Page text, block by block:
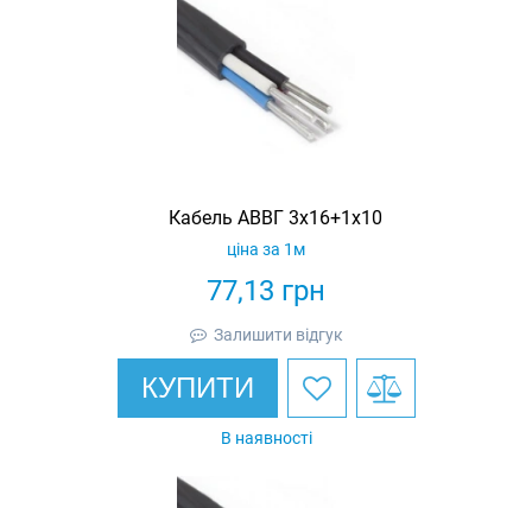
Кабель АВВГ 3х16+1х10
77,13 грн
ціна за 1м
Залишити відгук
КУПИТИ
В наявності